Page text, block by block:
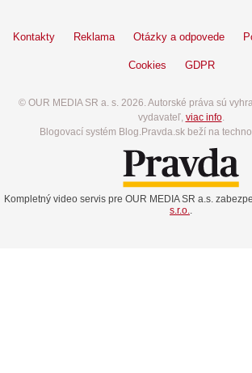
Kontakty Reklama Otázky a odpovede
Cookies GDPR
© OUR MEDIA SR a. s. 2026. Autorské práva sú
vydavateľ, viac info.
Blogovací systém Blog.Pravda.sk beží na
Kompletný video servis pre OUR MEDIA SR a.s.
s.r.o..